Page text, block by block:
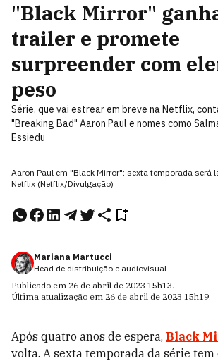
"Black Mirror"
trailer e promete
surpreender com
peso
Série, que vai estrear em breve na Netflix,
"Breaking Bad" Aaron Paul e nomes como
Essiedu
Aaron Paul em "Black Mirror": sexta temporada será
Netflix (Netflix/Divulgação)
Mariana Martucci
Head de distribuição e audiovisual
Publicado em 26 de abril de 2023 15h13.
Última atualização em 26 de abril de 2023 15h19.
Após quatro anos de espera, Black
volta. A sexta temporada da série